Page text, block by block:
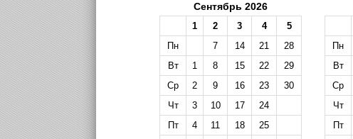
Сентябрь 2026
1 2 3 4
5
Пн
7 14 21
28
Вт
1 8 15 22
29
Ср
2 9 16 23
30
Чт
3 10 17
24
Пт
4 11 18
25
Пн
Вт
Ср
Чт
Пт